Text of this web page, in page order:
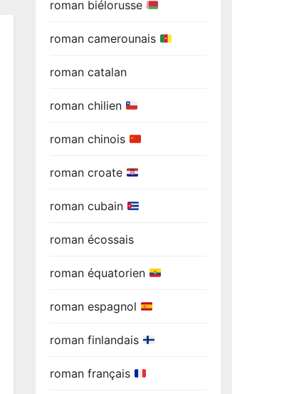
roman biélorusse
roman camerounais
roman catalan
roman chilien
roman chinois
roman croate
roman cubain
roman écossais
roman équatorien
roman espagnol
roman finlandais
roman français